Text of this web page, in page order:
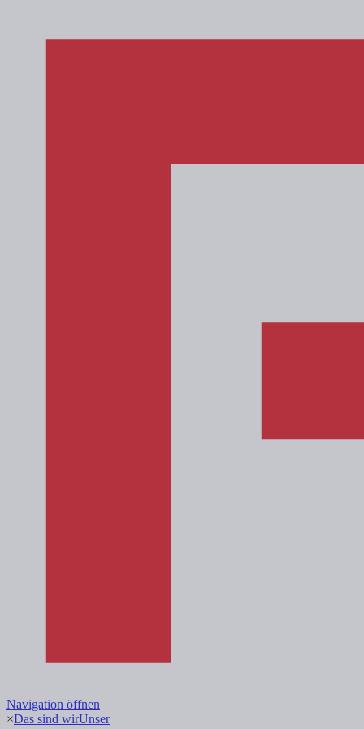
Navigation öffnen
×Das sind wirUnser